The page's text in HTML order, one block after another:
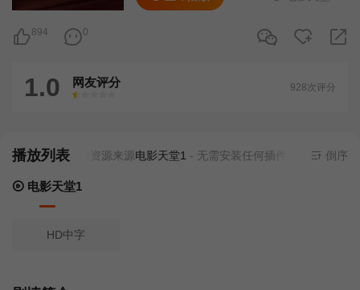
894 0
1.0 网友评分
很差
较差还行推荐力荐
928次评分
播放列表当前资源来源电影天堂1- 无需安装任何插件 倒序
电影天堂1
HD中字